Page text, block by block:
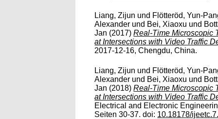
Liang, Zijun und Flötteröd, Yun-
Alexander und Bei, Xiaoxu und
Jan (2017)Real-Time Microscopic
at Intersections with Video Traffic
2017-12-16, Chengdu, China.
Liang, Zijun und Flötteröd, Yun-
Alexander und Bei, Xiaoxu und
Jan (2018)Real-Time Microscopic
at Intersections with Video Traffic
Electrical and Electronic
Seiten 30-37. doi: 10.18178/